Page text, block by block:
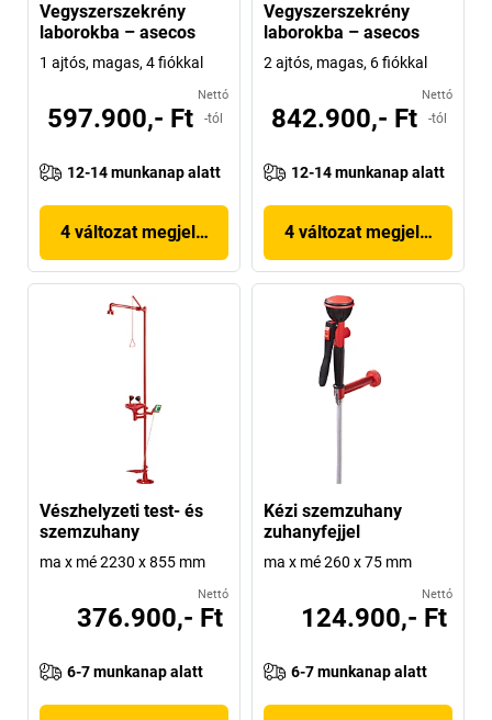
Vegyszerszekrény
laborokba – asecos
1 ajtós, magas, 4 fiókkal
Nettó
597.900,- Ft -tól
12-14 munkanap alatt
4 változat megjelenítése
Vegyszerszekrény
laborokba – asecos
2 ajtós, magas, 6 fiókkal
Nettó
842.900,- Ft -tól
12-14 munkanap alatt
4 változat megjelenítése
Vészhelyzeti test- és
szemzuhany
ma x mé 2230 x 855 mm
Nettó
376.900,- Ft
6-7 munkanap alatt
Kézi szemzuhany
zuhanyfejjel
ma x mé 260 x 75 mm
Nettó
124.900,- Ft
6-7 munkanap alatt